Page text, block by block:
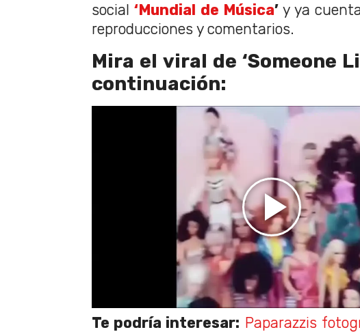
social‘Mundial de Música’y ya
reproducciones y comentarios.
Mira el viral de ‘Someone
continuación:
Te podría interesar: Paparazzis